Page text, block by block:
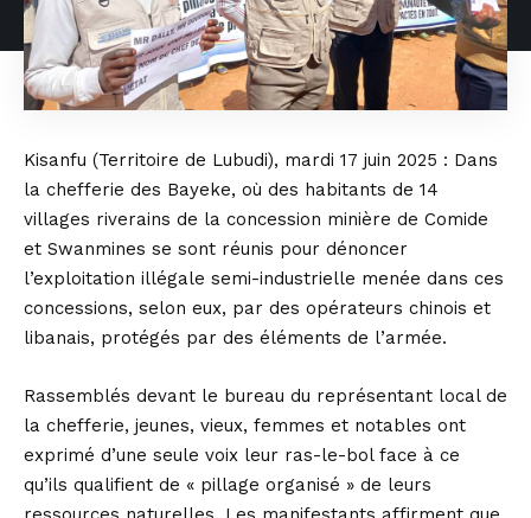
Kisanfu (Territoire de Lubudi), mardi 17 juin 2025 : Dans
la chefferie des Bayeke, où des habitants de 14
villages riverains de la concession minière de Comide
et Swanmines se sont réunis pour dénoncer
l’exploitation illégale semi-industrielle menée dans ces
concessions, selon eux, par des opérateurs chinois et
libanais, protégés par des éléments de l’armée.
Rassemblés devant le bureau du représentant local de
la chefferie, jeunes, vieux, femmes et notables ont
exprimé d’une seule voix leur ras-le-bol face à ce
qu’ils qualifient de « pillage organisé » de leurs